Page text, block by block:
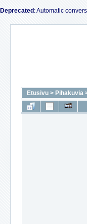
Deprecated : Automatic
Etusivu > Pihakuvia